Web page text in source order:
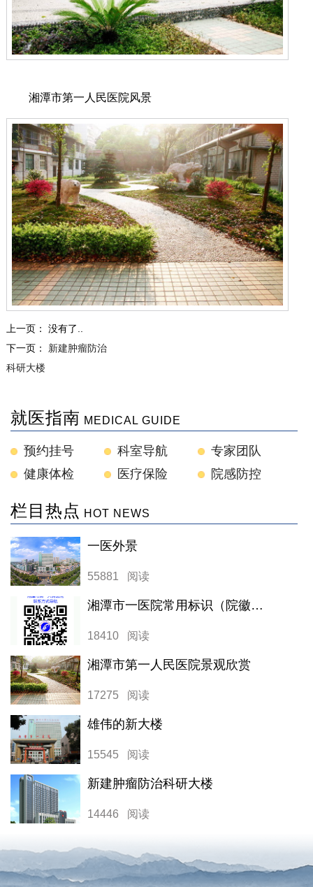
湘潭市第一人民医院风景
上一页： 没有了..
下一页： 新建肿瘤防治
科研大楼
就医指南 MEDICAL GUIDE
预约挂号 科室导航
专家团队
健康体检
医疗保险 院感防控
栏目热点 HOT NEWS
一医外景
55881 阅读
湘潭市一医院常用标识（院徽院标二维码等）
18410 阅读
湘潭市第一人民医院景观欣赏
17275 阅读
雄伟的新大楼
15545 阅读
新建肿瘤防治科研大楼
14446 阅读